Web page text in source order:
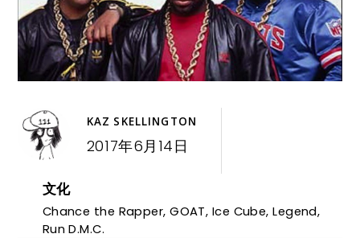
KAZ SKELLINGTON
2017年6月14日
文化
Chance the Rapper,GOAT, Ice Cube,Legend,
Run D.M.C.